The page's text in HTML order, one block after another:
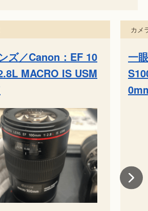
ズ／Canon：EF 10
MACRO IS USM
カメ
一